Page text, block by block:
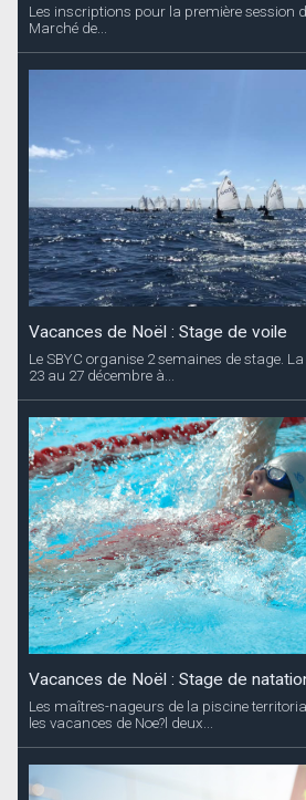
Les inscriptions pour la première session
Marché de...
Vacances de Noël : Stage de voile
Le SBYC organise 2 semaines de stage.
23 au 27 décembre à...
Vacances de Noël : Stage de
Les maîtres-nageurs de la piscine
les vacances de Noe?l deux...